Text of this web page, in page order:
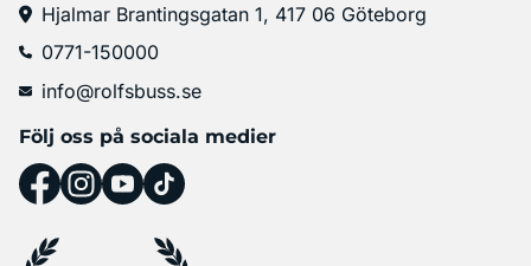
Hjalmar Brantingsgatan 1, 417 06 Göteborg
0771-150000
info@rolfsbuss.se
Följ oss på sociala medier